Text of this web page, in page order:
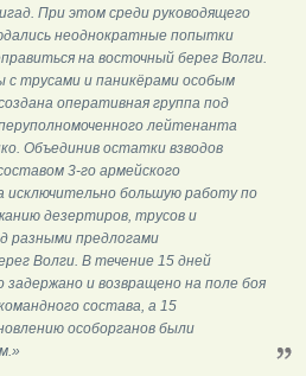
При этом среди руководящего
неоднократные попытки
на восточный берег Волги.
с трусами и паникёрами особым
оперативная группа под
лейтенанта
Объединив остатки взводов
3-го армейского
исключительно большую работу по
дезертиров, трусов и
разными предлогами
Волги. В течение 15 дней
и возвращено на поле боя
состава, а 15
особорганов были